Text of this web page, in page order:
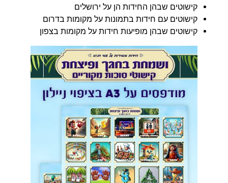
קישוטים שבהן החידות הן על ירושלים
קישוטים עם חידות בתמונות על מקומות בדרום
קישוטים שבהן מופיעות חידות על מקומות בצפון